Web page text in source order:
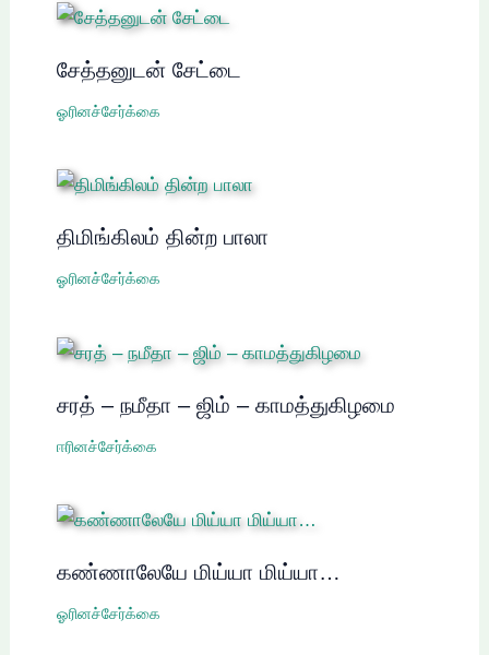
சேத்தனுடன் சேட்டை
ஓரினச்சேர்க்கை
திமிங்கிலம் தின்ற பாலா
ஓரினச்சேர்க்கை
சரத் – நமீதா – ஜிம் – காமத்துகிழமை
ஈரினச்சேர்க்கை
கண்ணாலேயே மிய்யா மிய்யா…
ஓரினச்சேர்க்கை